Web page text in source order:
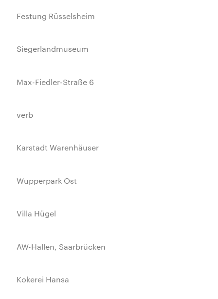
Festung Rüsselsheim
Siegerlandmuseum
Max-Fiedler-Straße 6
verb
Karstadt Warenhäuser
Wupperpark Ost
Villa Hügel
AW-Hallen, Saarbrücken
Kokerei Hansa